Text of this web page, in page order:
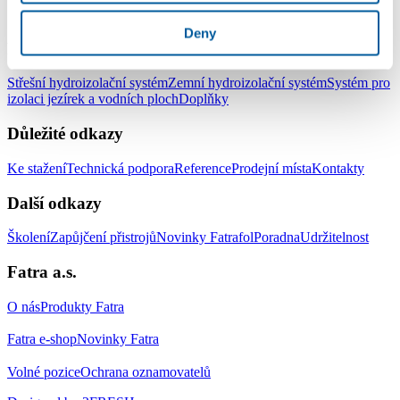
Deny
LinkedIn Facebook YouTube Instagram
Produkty
Střešní hydroizolační systémZemní hydroizolační systémSystém pro
izolaci jezírek a vodních plochDoplňky
Důležité odkazy
Ke staženíTechnická podporaReferenceProdejní místaKontakty
Další odkazy
ŠkoleníZapůjčení přistrojůNovinky FatrafolPoradnaUdržitelnost
Fatra a.s.
O násProdukty Fatra
Fatra e-shopNovinky Fatra
Volné poziceOchrana oznamovatelů